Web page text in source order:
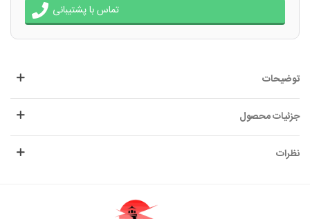
تماس با پشتیبانی
توضیحات
جزئیات محصول
نظرات